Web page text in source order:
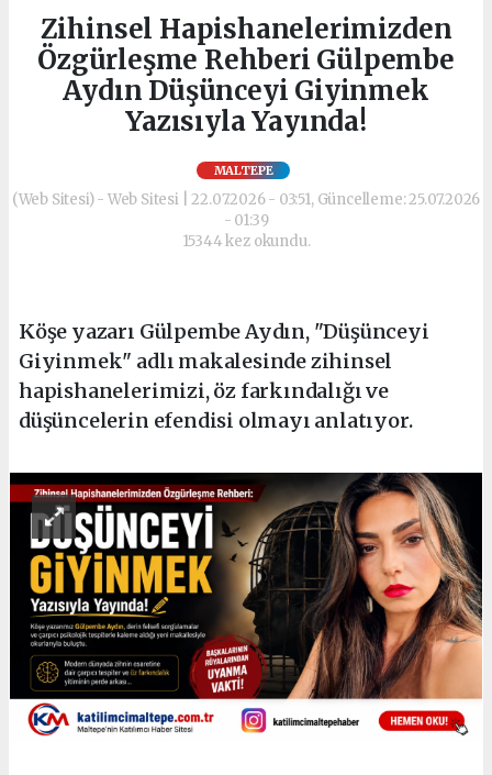
Zihinsel Hapishanelerimizden
Özgürleşme Rehberi Gülpembe
Aydın Düşünceyi Giyinmek
Yazısıyla Yayında!
MALTEPE
(Web Sitesi) - Web Sitesi | 22.07.2026 - 03:51, Güncelleme: 25.07.2026
- 01:39
15344 kez okundu.
Köşe yazarı Gülpembe Aydın, "Düşünceyi
Giyinmek" adlı makalesinde zihinsel
hapishanelerimizi, öz farkındalığı ve
düşüncelerin efendisi olmayı anlatıyor.